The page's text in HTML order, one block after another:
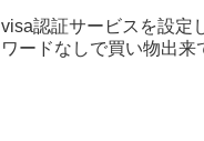
visa認証サービスを設定
ワードなしで買い物出来